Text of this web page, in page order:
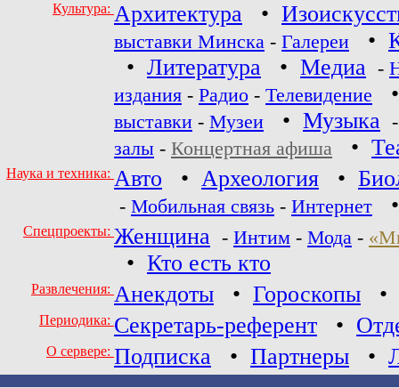
Культура: Архитектура •
выставки Минска - Галереи •
• Литература • Медиа -
издания - Радио - Телевидение
выставки - Музеи • Музыка
залы - Концертная афиша •
Наука и техника: Авто • Археология •
- Мобильная связь - Интернет
Спецпроекты: Женщина - Интим - Мода -
• Кто есть кто
Развлечения: Анекдоты • Гороскопы •
Периодика: Секретарь-референт •
О сервере: Подписка • Партнеры •